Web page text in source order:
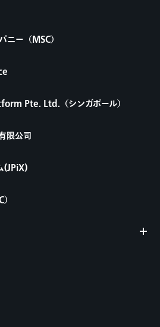
ニー（MSC）
Pte. Ltd.（シンガポール）
限公司
(JPiX)